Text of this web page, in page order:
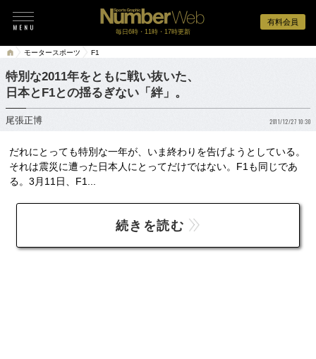
有料会員
毎日6時・11時・17時更新
モータースポーツ F1
特別な2011年をともに戦い抜いた、
日本とF1との揺るぎない「絆」。
尾張正博 2011/12/27 10:30
だれにとっても特別な一年が、いま終わりを告げようとしている。
それは震災に遭った日本人にとってだけではない。F1も同じであ
る。3月11日、F1...
続きを読む